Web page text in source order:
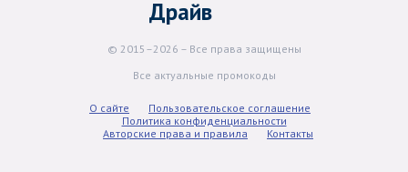
Драйв
© 2015–2026 – Все права защищены
Все актуальные промокоды
О сайте
Пользовательское соглашение
Политика конфиденциальности
Авторские права и правила
Контакты